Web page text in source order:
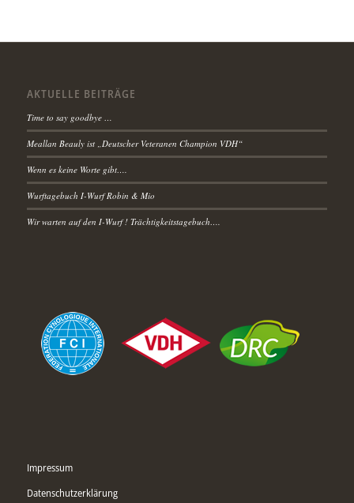
AKTUELLE BEITRÄGE
Time to say goodbye …
Meallan Beauly ist „Deutscher Veteranen Champion VDH“
Wenn es keine Worte gibt….
Wurftagebuch I-Wurf Robin & Mio
Wir warten auf den I-Wurf ! Trächtigkeitstagebuch….
Impressum
Datenschutzerklärung